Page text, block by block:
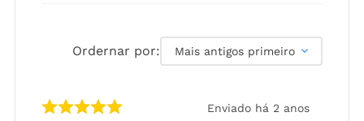
Ordernar por: Mais antigos primeiro
Enviado há 2 anos